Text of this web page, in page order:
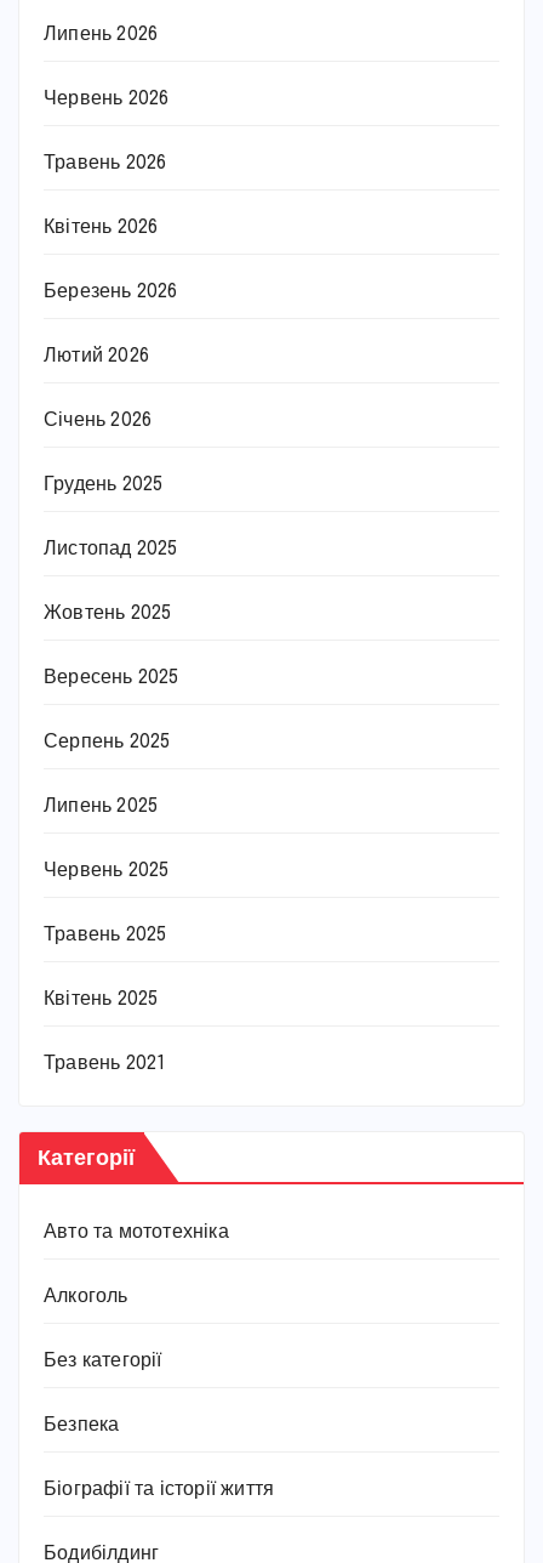
Липень 2026
Червень 2026
Травень 2026
Квітень 2026
Березень 2026
Лютий 2026
Січень 2026
Грудень 2025
Листопад 2025
Жовтень 2025
Вересень 2025
Серпень 2025
Липень 2025
Червень 2025
Травень 2025
Квітень 2025
Травень 2021
Категорії
Авто та мототехніка
Алкоголь
Без категорії
Безпека
Біографії та історії життя
Бодибілдинг